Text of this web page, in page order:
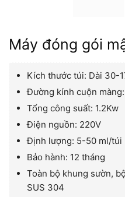
Máy đóng gói
Kích thước túi: Dài 30-
Đường kính cuộn
Tổng công suất: 1.2Kw
Điện nguồn: 220V
Định lượng: 5-50 ml/túi
Bảo hành: 12 tháng
Toàn bộ khung sườn,
SUS 304